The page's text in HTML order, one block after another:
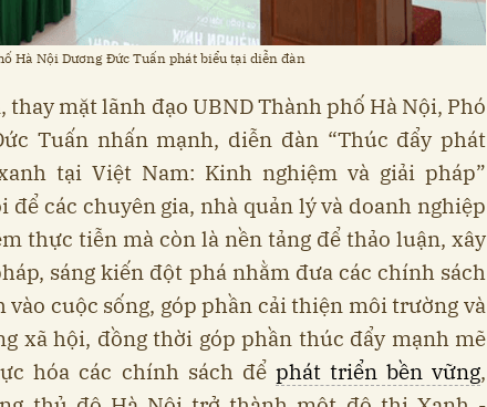
Hà Nội Dương Đức Tuấn phát biểu tại diễn đàn
thay mặt lãnh đạo UBND Thành phố Hà Nội, Phó
Tuấn nhấn mạnh, diễn đàn “Thúc đẩy phát
tại Việt Nam: Kinh nghiệm và giải pháp”
để các chuyên gia, nhà quản lý và doanh nghiệp
thực tiễn mà còn là nền tảng để thảo luận, xây
sáng kiến đột phá nhằm đưa các chính sách
cuộc sống, góp phần cải thiện môi trường và
xã hội, đồng thời góp phần thúc đẩy mạnh mẽ
hóa các chính sách để phát triển bền vững,